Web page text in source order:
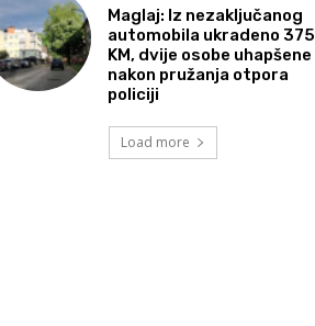
Maglaj: Iz nezaključanog
automobila ukradeno 375
KM, dvije osobe uhapšene
nakon pružanja otpora
policiji
Load more